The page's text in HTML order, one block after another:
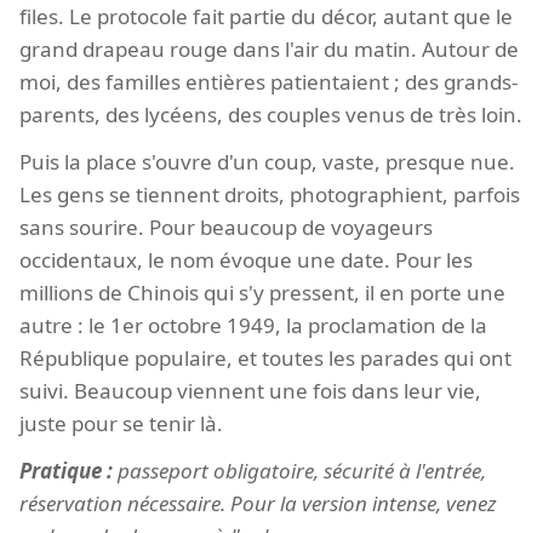
files. Le protocole fait partie du décor, autant que le
grand drapeau rouge dans l'air du matin. Autour de
moi, des familles entières patientaient ; des grands-
parents, des lycéens, des couples venus de très loin.
Puis la place s'ouvre d'un coup, vaste, presque nue.
Les gens se tiennent droits, photographient, parfois
sans sourire. Pour beaucoup de voyageurs
occidentaux, le nom évoque une date. Pour les
millions de Chinois qui s'y pressent, il en porte une
autre : le 1er octobre 1949, la proclamation de la
République populaire, et toutes les parades qui ont
suivi. Beaucoup viennent une fois dans leur vie,
juste pour se tenir là.
Pratique :passeport obligatoire, sécurité à l'entrée,
réservation nécessaire. Pour la version intense, venez